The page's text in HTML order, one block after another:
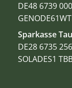
DE48 6739
Sparkasse
DE28 6735
SOLADES1